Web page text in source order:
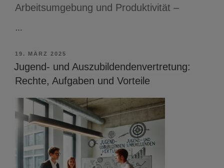
Arbeitsumgebung und Produktivität –
…
VERÖFFENTLICHT
AM
19. MÄRZ 2025
Jugend- und Auszubildendenvertretung:
Rechte, Aufgaben und Vorteile